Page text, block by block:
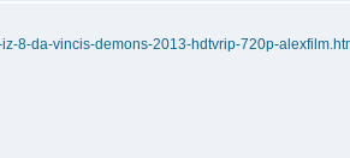
8-da-vincis-demons-2013-hdtvrip-720p-